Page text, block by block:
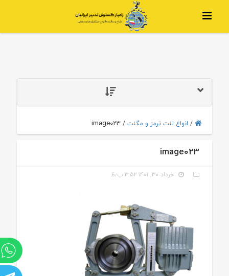
/ انواع لنت ترمز و مگنت/
image023
image023
خرداد ۳۰, ۱۴۰۱ ۳:۵۲ ب٫ظ